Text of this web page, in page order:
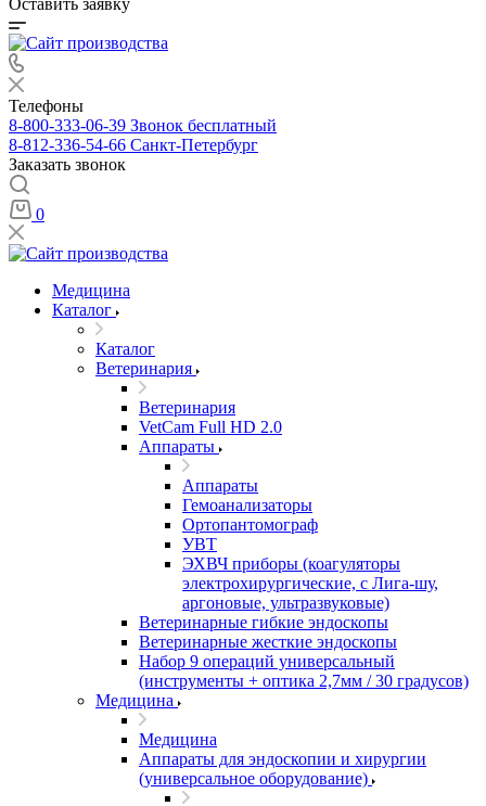
Телефоны
8-800-333-06-39 Звонок бесплатный
8-812-336-54-66 Санкт-Петербург
Заказать звонок
0
Медицина
Каталог
Каталог
Ветеринария
Ветеринария
VetCam Full HD 2.0
Аппараты
Аппараты
Гемоанализаторы
Ортопантомограф
УВТ
ЭХВЧ приборы (коагуляторы
электрохирургические, с Лига-шу,
аргоновые, ультразвуковые)
Ветеринарные гибкие эндоскопы
Ветеринарные жесткие эндоскопы
Набор 9 операций универсальный
(инструменты + оптика 2,7мм / 30 градусов)
Медицина
Медицина
Аппараты для эндоскопии и хирургии
(универсальное оборудование)